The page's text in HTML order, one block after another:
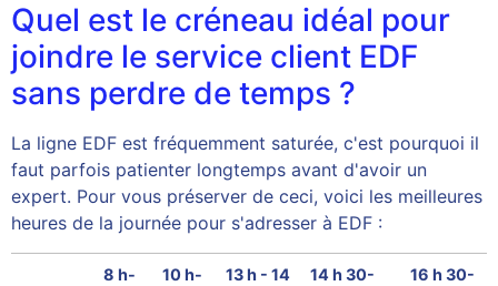
Quel est le créneau idéal pour
joindre le service client EDF
sans perdre de temps ?
La ligne EDF est fréquemment saturée, c'est pourquoi il
faut parfois patienter longtemps avant d'avoir un
expert. Pour vous préserver de ceci, voici les meilleures
heures de la journée pour s'adresser à EDF :
8 h-
10 h-
13 h - 14
14 h 30-
16 h 30-